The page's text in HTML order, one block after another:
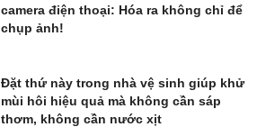
camera điện thoại: Hóa ra không chỉ để
chụp ảnh!
Đặt thứ này trong nhà vệ sinh giúp khử
mùi hôi hiệu quả mà không cần sáp
thơm, không cần nước xịt